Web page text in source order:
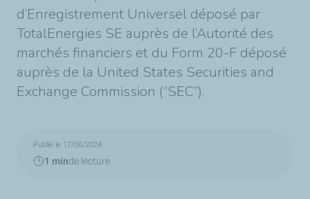
d’Enregistrement Universel déposé par
TotalEnergies SE auprès de l’Autorité des
marchés financiers et du Form 20-F déposé
auprès de la United States Securities and
Exchange Commission (“SEC”).
Publié le 17/06/2024
1 minde lecture